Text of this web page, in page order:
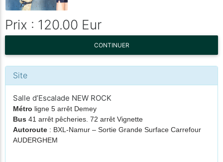
Prix : 120.00 Eur
CONTINUER
Site
Salle d’Escalade NEW ROCK
Métro ligne 5 arrêt Demey
Bus 41 arrêt pêcheries. 72 arrêt Vignette
Autoroute : BXL-Namur – Sortie Grande Surface Carrefour
AUDERGHEM